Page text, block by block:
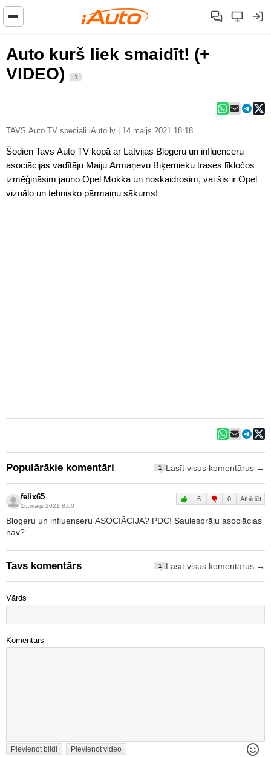
Auto kurš liek smaidīt! (+
VIDEO)
1
TAVS Auto TV speciāli iAuto.lv | 14.maijs 2021 18:18
Šodien Tavs Auto TV kopā ar Latvijas Blogeru un influenceru
asociācijas vadītāju Maiju Armaņevu Biķernieku trases līkločos
izmēģināsim jauno Opel Mokka un noskaidrosim, vai šis ir Opel
vizuālo un tehnisko pārmaiņu sākums!
Populārākie komentāri 1 Lasīt visus komentārus →
felix65
16.maijs 2021 8:00
6 0 Atbildēt
Blogeru un influenseru ASOCIĀCIJA? PDC! Saulesbrāļu asociācias
nav?
Tavs komentārs 1 Lasīt visus komentārus →
Vārds
Komentārs
Pievienot bildi Pievienot video